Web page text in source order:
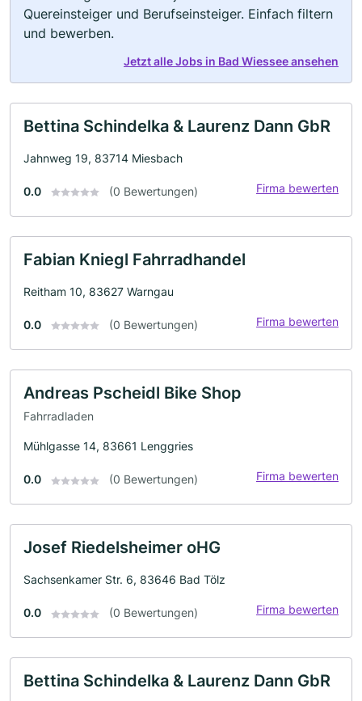
Quereinsteiger und Berufseinsteiger. Einfach filtern
und bewerben.
Jetzt alle Jobs in Bad Wiessee ansehen
Bettina Schindelka & Laurenz Dann GbR
Jahnweg 19, 83714 Miesbach
0.0 (0 Bewertungen) Firma bewerten
Fabian Kniegl Fahrradhandel
Reitham 10, 83627 Warngau
0.0 (0 Bewertungen) Firma bewerten
Andreas Pscheidl Bike Shop
Fahrradladen
Mühlgasse 14, 83661 Lenggries
0.0 (0 Bewertungen) Firma bewerten
Josef Riedelsheimer oHG
Sachsenkamer Str. 6, 83646 Bad Tölz
0.0 (0 Bewertungen) Firma bewerten
Bettina Schindelka & Laurenz Dann GbR